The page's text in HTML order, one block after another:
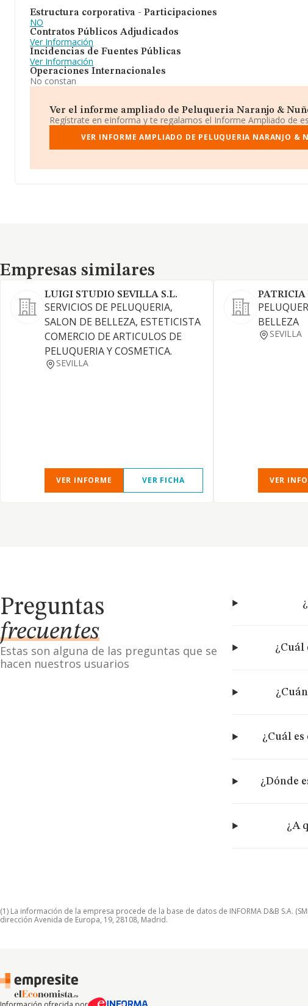
Estructura corporativa - Participaciones
NO
Contratos Públicos Adjudicados
Ver Información
Incidencias de Fuentes Públicas
Ver Información
Operaciones Internacionales
No constan
Ver el informe ampliado de Peluqueria Naranjo &
Regístrate en eInforma y te regalamos el Informe Ampliado de
VER INFORME AMPLIADO DE PELUQUERIA NARANJO &
Empresas similares
Empresas similares
LUIGI STUDIO SEVILLA S.L.
SERVICIOS DE PELUQUERIA,
SALON DE BELLEZA, ESTETICISTA
COMERCIO DE ARTICULOS DE
PELUQUERIA Y COSMETICA.
SEVILLA
VER INFORME VER FICHA
PATRICIA
BELLEZA
SEVILLA
VER
Preguntas
frecuentes
Estas son alguna de las preguntas que se
hacen nuestros usuarios
¿Cuál
¿Cuál
¿Dónde
¿A
(1) La información de la empresa procede de la base de datos de INFORMA D&B S.A.
dirección Avenida de Europa, 19, 28108, Madrid.